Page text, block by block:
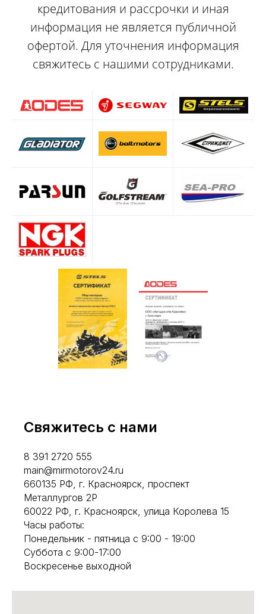
кредитования и рассрочки и иная
информация не является публичной
офертой. Для уточнения информация
свяжитесь с нашими сотрудниками.
Свяжитесь с нами
8 391 2720 555
main@mirmotorov24.ru
660135 РФ, г. Красноярск, проспект
Металлургов 2Р
60022 РФ, г. Красноярск, улица Королева 15
Часы работы:
Понедельник - пятница с 9:00 - 19:00
Суббота с 9:00-17:00
Воскресенье выходной